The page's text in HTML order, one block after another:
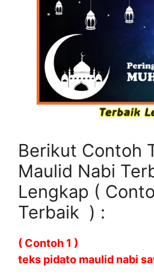
Berikut Contoh
Maulid Nabi
Lengkap (
Terbaik ) :
( Contoh 1 )
teks pidato maulid nabi